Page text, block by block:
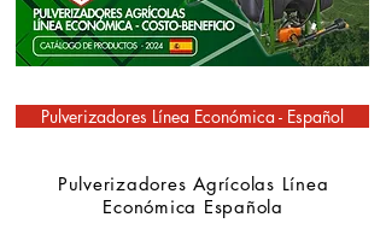
Pulverizadores Línea Económica - Español
Pulverizadores Agrícolas Línea
Económica Española